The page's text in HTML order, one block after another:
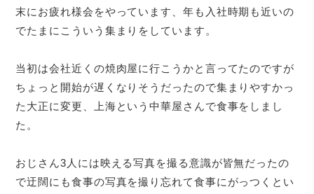
末にお疲れ様会をやっています、年も入社時期も近いの
でたまにこういう集まりをしています。
当初は会社近くの焼肉屋に行こうかと言ってたのですが
ちょっと開始が遅くなりそうだったので集まりやすかっ
た大正に変更、上海という中華屋さんで食事をしまし
た。
おじさん3人には映える写真を撮る意識が皆無だったの
で迂闊にも食事の写真を撮り忘れて食事にがっつくとい